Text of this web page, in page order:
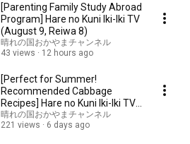
分） ※放送日時は変更になる場合があ
[Parenting Family Study Abroad
Program] Hare no Kuni Iki-Iki TV
(August 9, Reiwa 8)
晴れの国おかやまチャンネル
43 views
12 hours ago
[Perfect for Summer!
Recommended Cabbage
Recipes] Hare no Kuni Iki-Iki TV
(8/2/Reiwa 8)
晴れの国おかやまチャンネル
221 views
6 days ago